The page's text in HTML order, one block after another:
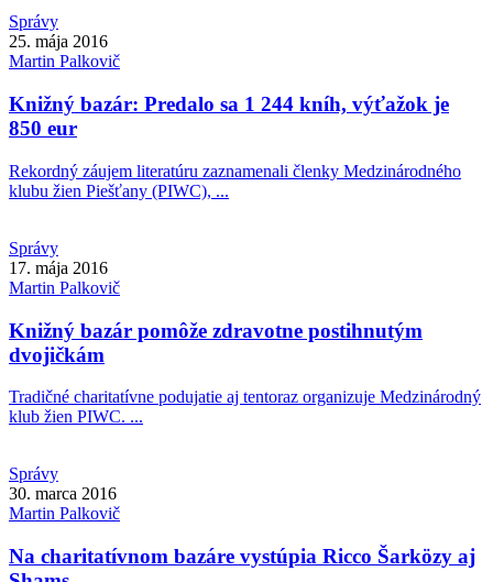
Správy
25. mája 2016
Martin Palkovič
Knižný bazár: Predalo sa 1 244 kníh, výťažok je
850 eur
Rekordný záujem literatúru zaznamenali členky Medzinárodného
klubu žien Piešťany (PIWC), ...
Správy
17. mája 2016
Martin Palkovič
Knižný bazár pomôže zdravotne postihnutým
dvojičkám
Tradičné charitatívne podujatie aj tentoraz organizuje Medzinárodný
klub žien PIWC. ...
Správy
30. marca 2016
Martin Palkovič
Na charitatívnom bazáre vystúpia Ricco Šarközy aj